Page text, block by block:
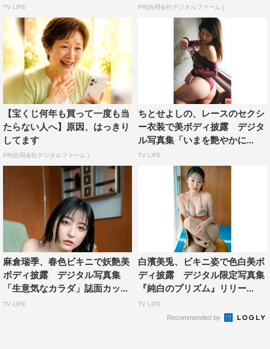
TV LIFE PR(合同会社デジタルファーム )
【宝くじ何年も買って一度も当
たらない人へ】原因、はっきり
してます
PR(合同会社デジタルファーム )
ちとせよしの、レースのセクシ
ー衣装で美ボディ披露 デジタ
ル写真集「いまを艶やかに...
TV LIFE
麻倉瑞季、春色ビキニで妖艶美
ボディ披露 デジタル写真集
「生意気なカラダ」誌面カッ...
TV LIFE
白濱美兎、ビキニ姿で色白美ボ
ディ披露 デジタル限定写真集
『純白のプリズム』リリー...
TV LIFE
Recommended by